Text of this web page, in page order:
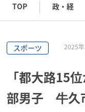
TOP 政・経
スポーツ 2025
「都大路15
部男子 牛久